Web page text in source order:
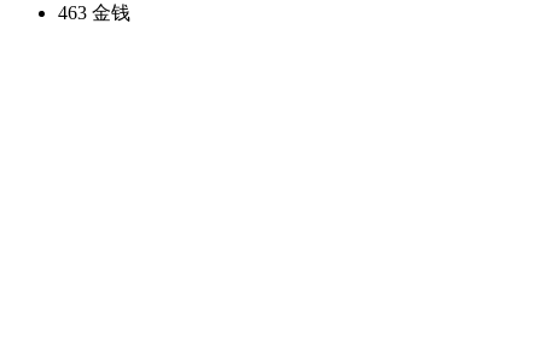
463 金钱